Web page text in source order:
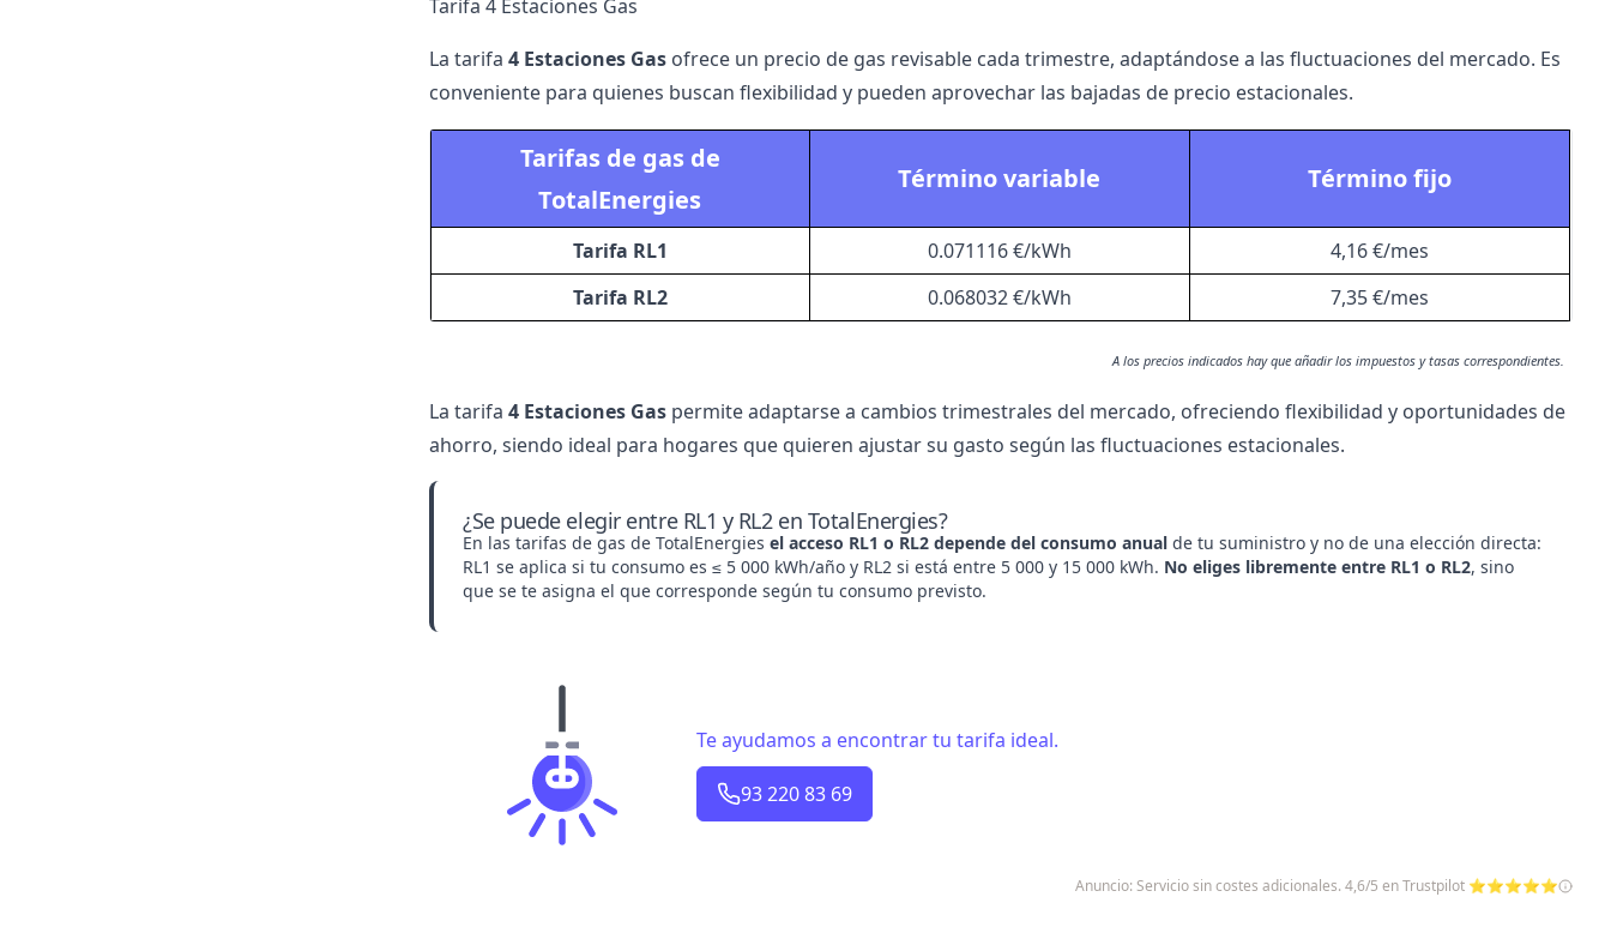
Tarifa 4 Estaciones Gas
La tarifa 4 Estaciones Gasofrece un precio de gas revisable cada trimestre, adaptándose a las fluctuaciones del mercado. Es
conveniente para quienes buscan flexibilidad y pueden aprovechar las bajadas de precio estacionales.
Tarifas de gas de
TotalEnergies
Término variable Término fijo
Tarifa RL1 0.071116 €/kWh
4,16 €/mes
Tarifa RL2
0.068032 €/kWh 7,35 €/mes
A los precios indicados hay que añadir los impuestos y tasas correspondientes.
La tarifa 4 Estaciones Gaspermite adaptarse a cambios trimestrales del mercado, ofreciendo flexibilidad y oportunidades de
ahorro, siendo ideal para hogares que quieren ajustar su gasto según las fluctuaciones estacionales.
¿Se puede elegir entre RL1 y RL2 en TotalEnergies?
En las tarifas de gas de TotalEnergies el acceso RL1 o RL2 depende del consumo anualde tu suministro y no de una elección directa:
RL1 se aplica si tu consumo es ≤ 5 000 kWh/año y RL2 si está entre 5 000 y 15 000 kWh. No eliges libremente entre RL1 o RL2, sino
que se te asigna el que corresponde según tu consumo previsto.
Te ayudamos a encontrar tu tarifa ideal.
93 220 83 69
Anuncio: Servicio sin costes adicionales. 4,6/5 en Trustpilot ⭐⭐⭐⭐⭐